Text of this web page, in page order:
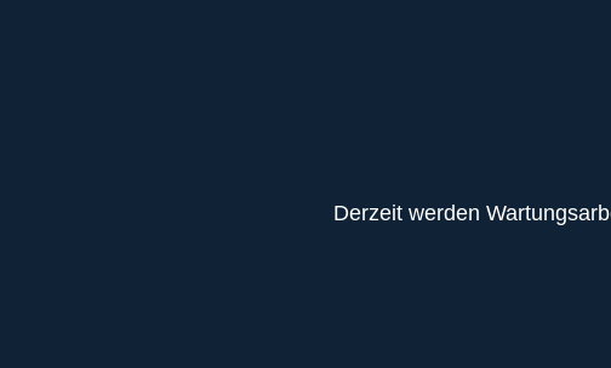
Derzeit werden